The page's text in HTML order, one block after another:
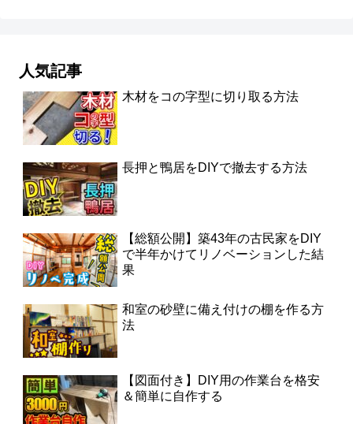
人気記事
木材をコの字型に切り取る方法
長押と鴨居をDIYで撤去する方法
【総額公開】築43年の古民家をDIY
で半年かけてリノベーションした結
果
和室の砂壁に備え付けの棚を作る方
法
【図面付き】DIY用の作業台を格安
＆簡単に自作する